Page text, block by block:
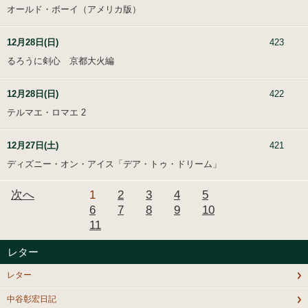
オールド・ボーイ（アメリカ版）
12月28日(日)
423
るろうに剣心 京都大火編
12月28日(日)
422
テルマエ・ロマエ 2
12月27日(土)
421
ディズニー・オン・アイス「デア・トゥ・ドリーム」
1 2 3 4
5
6
7 8 9
10
11
次へ
レター
レター
中谷彰宏日記